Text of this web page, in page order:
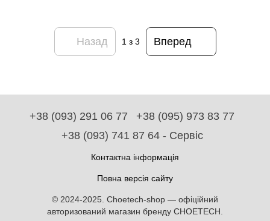
Назад 1 з 3 Вперед
+38 (093) 291 06 77
+38 (095) 973 83 77
+38 (093) 741 87 64 - Сервіс
Контактна інформація
Повна версія сайту
© 2024-2025. Choetech-shop — офіційний
авторизований магазин бренду CHOETECH.